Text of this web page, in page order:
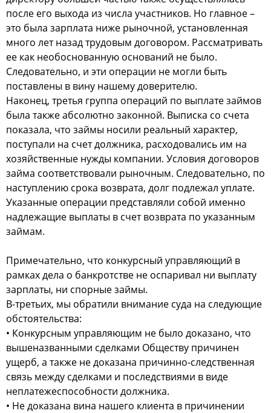
после его выхода из числа участников. Но главное –
это была зарплата ниже рыночной, установленная
много лет назад трудовым договором. Рассматривать
ее как необоснованную оснований не было.
Следовательно, и эти операции не могли быть
поставлены в вину нашему доверителю.
Наконец, третья группа операций по выплате займов
была также абсолютно законной. Выписка со счета
показала, что займы носили реальный характер,
поступали на счет должника, расходовались им на
хозяйственные нужды компании. Условия договоров
займа соответствовали рыночным. Следовательно, по
наступлению срока возврата, долг подлежал уплате.
Указанные операции представляли собой именно
надлежащие выплаты в счет возврата по указанным
займам.
Примечательно, что конкурсный управляющий в
рамках дела о банкротстве не оспаривал ни выплату
зарплаты, ни спорные займы.
В-третьих, мы обратили внимание суда на следующие
обстоятельства:
• Конкурсным управляющим не было доказано, что
вышеназванными сделками Обществу причинен
ущерб, а также не доказана причинно-следственная
связь между сделками и последствиями в виде
неплатежеспособности должника.
• Не доказана вина нашего клиента в причинении